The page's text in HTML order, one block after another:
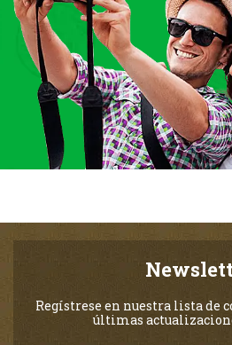
Regístrese en nuestra lista de
últimas